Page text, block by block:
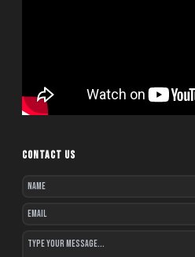
CONTACT US